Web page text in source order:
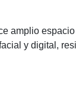
amplio
y digital,